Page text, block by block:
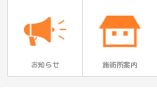
お知らせ 施術所案内